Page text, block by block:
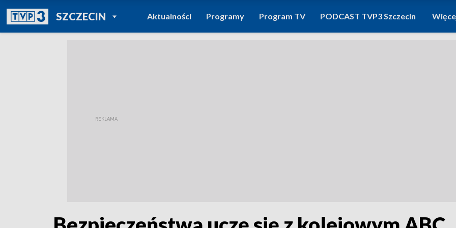
SZCZECINPOWRÓT DO
TVP REGIONY
Aktualności Programy Program TV PODCAST TVP3 Szczecin